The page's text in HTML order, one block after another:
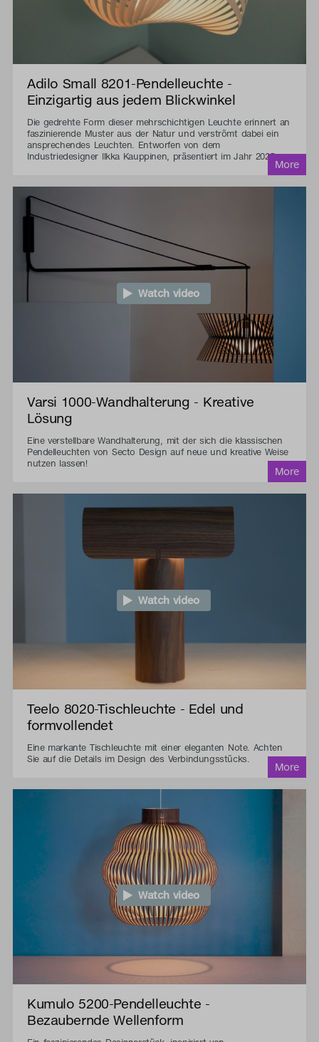
Adilo Small 8201-Pendelleuchte -
Einzigartig aus jedem Blickwinkel
Die gedrehte Form dieser mehrschichtigen Leuchte erinnert an
faszinierende Muster aus der Natur und verströmt dabei ein
ansprechendes Leuchten. Entworfen von dem
Industriedesigner Ilkka Kauppinen, präsentiert im Jahr 2025.
Watch video
Varsi 1000-Wandhalterung - Kreative
Lösung
Eine verstellbare Wandhalterung, mit der sich die klassischen
Pendelleuchten von Secto Design auf neue und kreative Weise
nutzen lassen!
Watch video
Teelo 8020-Tischleuchte - Edel und
formvollendet
Eine markante Tischleuchte mit einer eleganten Note. Achten
Sie auf die Details im Design des Verbindungsstücks.
Watch video
Kumulo 5200-Pendelleuchte -
Bezaubernde Wellenform